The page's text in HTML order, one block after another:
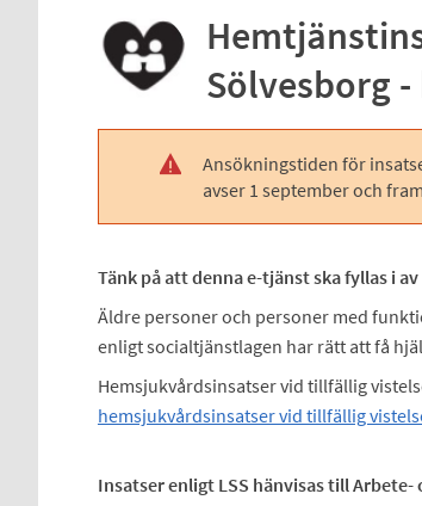
Sölvesborg
!
Ansökningstiden för
avser 1 september och
Tänk på att denna e-tjänst ska fyllas i
Äldre personer och personer med
enligt socialtjänstlagen har rätt att få
Hemsjukvårdsinsatser vid tillfällig
hemsjukvårdsinsatser vid tillfällig
Insatser enligt LSS hänvisas till